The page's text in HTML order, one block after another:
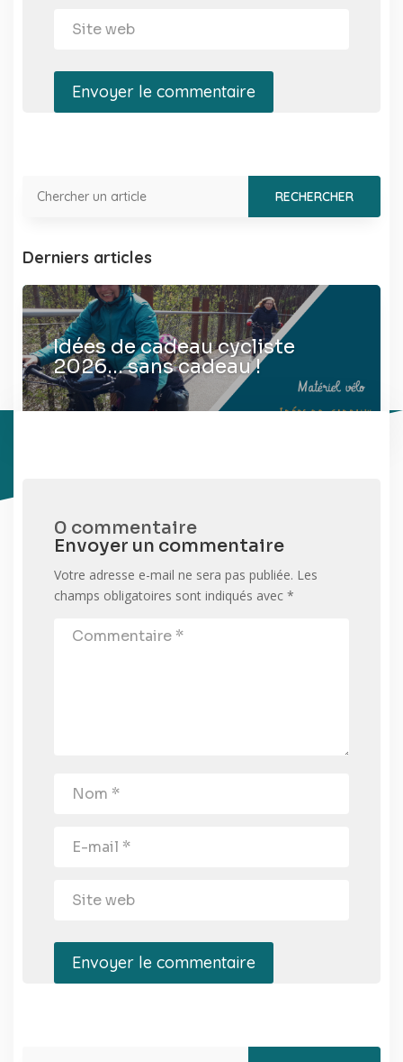
Envoyer le commentaire
Derniers articles
Idées de cadeau cycliste
2026… sans cadeau !
0 commentaire
Envoyer un commentaire
Votre adresse e-mail ne sera pas publiée. Les
champs obligatoires sont indiqués avec *
Envoyer le commentaire